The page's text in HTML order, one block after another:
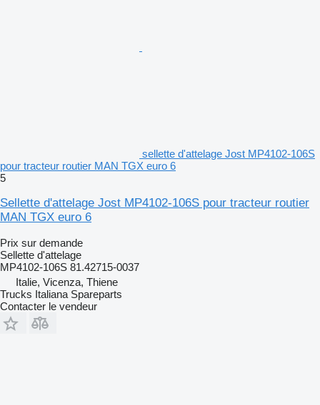
sellette d'attelage Jost MP4102-106S
pour tracteur routier MAN TGX euro 6
5
Sellette d'attelage Jost MP4102-106S pour tracteur routier
MAN TGX euro 6
Prix sur demande
Sellette d'attelage
MP4102-106S 81.42715-0037
Italie, Vicenza, Thiene
Trucks Italiana Spareparts
Contacter le vendeur